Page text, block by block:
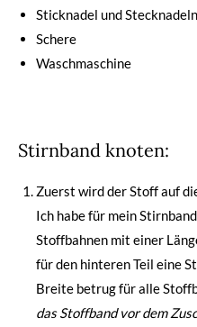
Sticknadel und Stecknadeln
Schere
Waschmaschine
Stirnband knoten:
Zuerst wird der Stoff auf
Ich habe für mein
Stoffbahnen mit einer
für den hinteren Teil eine
Breite betrug für alle
das Stoffband vor dem